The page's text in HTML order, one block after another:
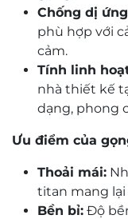
Chống dị
phù hợp với
cảm.
Tính linh
nhà thiết kế
dạng, phong
Ưu điểm của
Thoải mái:
titan mang lại
Bền bỉ: Độ